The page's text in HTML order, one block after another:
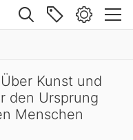
Kunst und
den Ursprung
Menschen